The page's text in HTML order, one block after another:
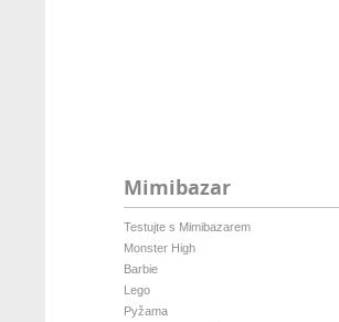
Mimibazar
Testujte s Mimibazarem
Monster High
Barbie
Lego
Pyžama